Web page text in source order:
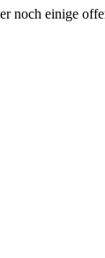
noch einige